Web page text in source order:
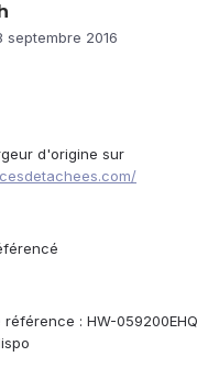
septembre 2016
d'origine sur
: HW-